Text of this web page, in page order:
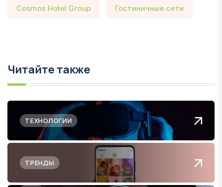
Cosmos Hotel Group Гостиничные сети
Читайте также
ТЕХНОЛОГИИ
ТРЕНДЫ